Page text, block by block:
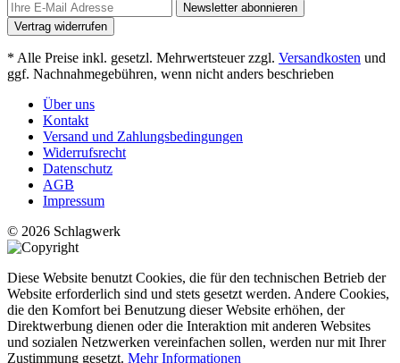
Newsletter abonnieren
Vertrag widerrufen
* Alle Preise inkl. gesetzl. Mehrwertsteuer zzgl. Versandkosten und
ggf. Nachnahmegebühren, wenn nicht anders beschrieben
Über uns
Kontakt
Versand und Zahlungsbedingungen
Widerrufsrecht
Datenschutz
AGB
Impressum
© 2026 Schlagwerk
Diese Website benutzt Cookies, die für den technischen Betrieb der
Website erforderlich sind und stets gesetzt werden. Andere Cookies,
die den Komfort bei Benutzung dieser Website erhöhen, der
Direktwerbung dienen oder die Interaktion mit anderen Websites
und sozialen Netzwerken vereinfachen sollen, werden nur mit Ihrer
Zustimmung gesetzt. Mehr Informationen